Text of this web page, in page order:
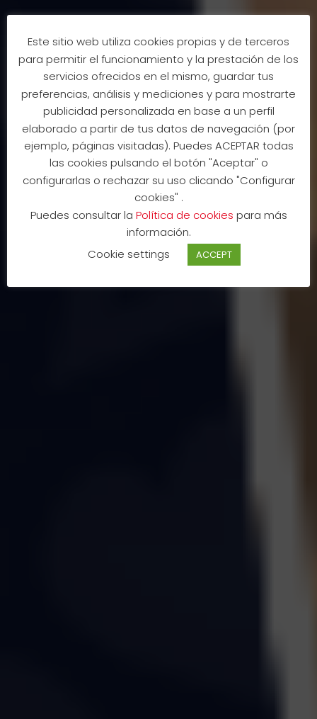
HOTELES
COLABORADORES
CON CPM
13 junio 2025
Este sitio web utiliza cookies propias y de terceros
para permitir el funcionamiento y la prestación de los
servicios ofrecidos en el mismo, guardar tus
preferencias, análisis y mediciones y para mostrarte
publicidad personalizada en base a un perfil
elaborado a partir de tus datos de navegación (por
ejemplo, páginas visitadas). Puedes ACEPTAR todas
las cookies pulsando el botón "Aceptar" o
configurarlas o rechazar su uso clicando "Configurar
cookies" .
Puedes consultar la Política de cookies para más
información.
Cookie settings
ACCEPT